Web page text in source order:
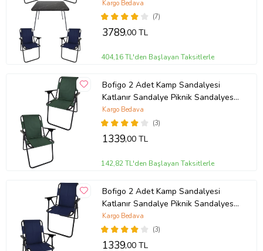
Kamp Seti Bahçe Takımı Lacivert
(7)
Kargo Bedava
3789,00 TL
404,16 TL'den Başlayan Taksitlerle
Bofigo 2 Adet Kamp Sandalyesi
Katlanır Sandalye Piknik Sandalyesi
Plaj Sandalyesi Yeşil.
(3)
Kargo Bedava
1339,00 TL
142,82 TL'den Başlayan Taksitlerle
Bofigo 2 Adet Kamp Sandalyesi
Katlanır Sandalye Piknik Sandalyesi
Plaj Sandalyesi Lacivert
(3)
Kargo Bedava
1339,00 TL